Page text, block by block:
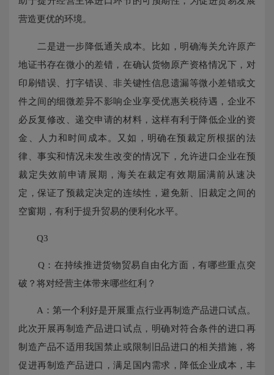
营造更优的环境。
二是进一步降低通关成本。比如，明确海关允许原产
地证书存在微小的差错，在确认货物原产资格情况下，对
印刷错误、打字错误、非关键性信息遗漏等微小差错或文
件之间的细微差异不影响企业享受优惠关税待遇，企业不
必反复修改、递交申请的材料，这样有利于降低企业的资
金、人力和时间成本。又如，明确在预裁定所根据的法
律、事实和情况未发生改变的情况下，允许进口企业在预
裁定失效前申请展期，海关在裁定有效期届满前从速决
定，保证了预裁定决定的连续性，避免新、旧裁定之间的
空窗期，有利于提升贸易的便利化水平。
Q3
Q：在持续推进货物贸易自由化方面，有哪些重点突
破？将对经营主体带来哪些红利？
A：第一个利好是开展重点行业再制造产品进口试点。
此次开展再制造产品进口试点，明确对符合条件的进口再
制造产品不适用我国禁止或限制旧品进口的相关措施，将
促进再制造产品进口，满足国内需求，降低企业成本，丰